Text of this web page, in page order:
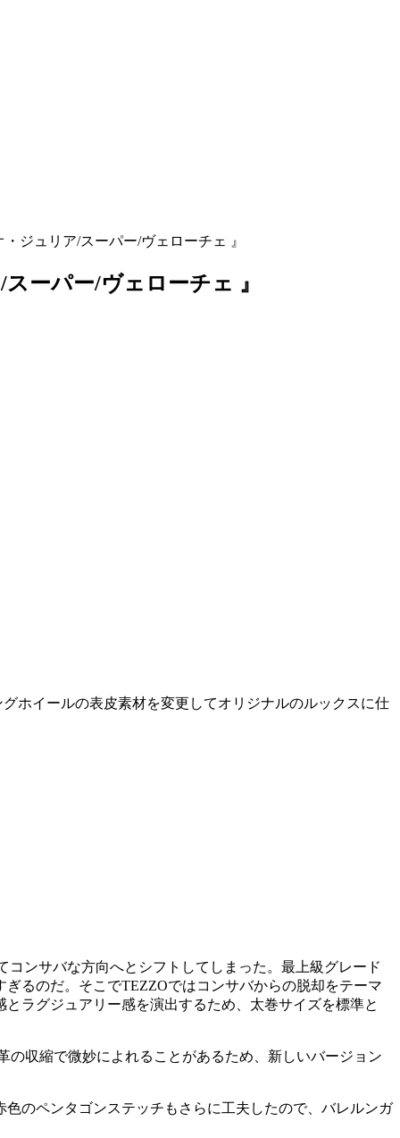
ジュリア/スーパー/ヴェローチェ 』
ーパー/ヴェローチェ 』
ホイールの表皮素材を変更してオリジナルのルックスに仕
ンサバな方向へとシフトしてしまった。最上級グレード
るのだ。そこでTEZZOではコンサバからの脱却をテーマ
ラグジュアリー感を演出するため、太巻サイズを標準と
収縮で微妙によれることがあるため、新しいバージョン
のペンタゴンステッチもさらに工夫したので、バレルンガ